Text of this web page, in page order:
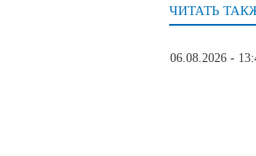
ЧИТАТЬ
06.08.2026 -